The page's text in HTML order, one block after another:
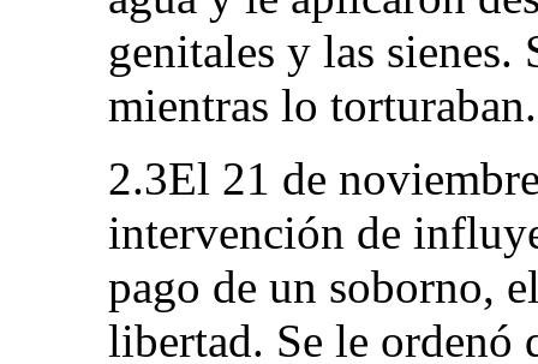
genitales y las sienes.
mientras lo torturaban.
2.3El 21 de
intervención de
pago de un soborno,
libertad. Se le ordenó